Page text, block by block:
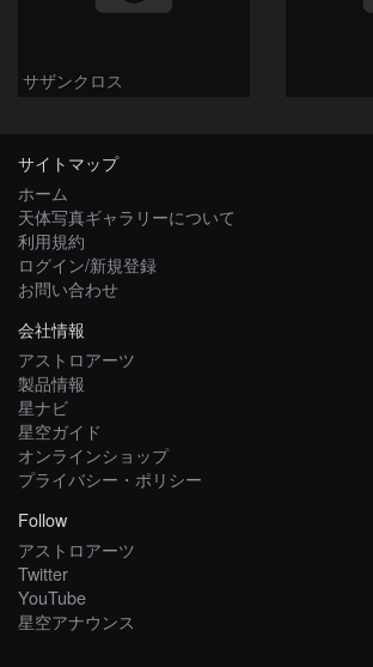
サザンクロス
サイトマップ
ホーム
天体写真ギャラリーについて
利用規約
ログイン/新規登録
お問い合わせ
会社情報
アストロアーツ
製品情報
星ナビ
星空ガイド
オンラインショップ
プライバシー・ポリシー
Follow
アストロアーツ
Twitter
YouTube
星空アナウンス